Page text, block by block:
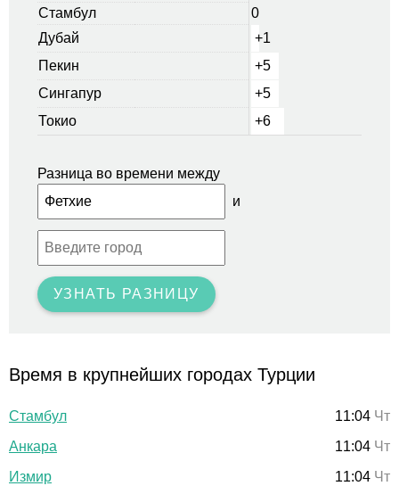
Стамбул
0
Дубай
+1
Пекин
+5
Сингапур
+5
Токио
+6
Разница во времени между
и
УЗНАТЬ РАЗНИЦУ
Время в крупнейших городах Турции
Стамбул 11:04 Чт
Анкара
11:04 Чт
Измир
11:04 Чт